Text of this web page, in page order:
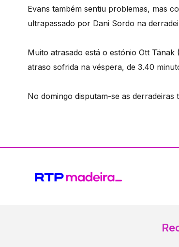
Evans também sentiu problemas, mas
ultrapassado por Dani Sordo na
Muito atrasado está o estónio Ott
atraso sofrida na véspera, de 3.40
No domingo disputam-se as